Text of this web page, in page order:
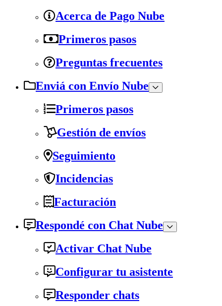
Acerca de Pago Nube
Primeros pasos
Preguntas frecuentes
Enviá con Envío Nube
Primeros pasos
Gestión de envíos
Seguimiento
Incidencias
Facturación
Respondé con Chat Nube
Activar Chat Nube
Configurar tu asistente
Responder chats